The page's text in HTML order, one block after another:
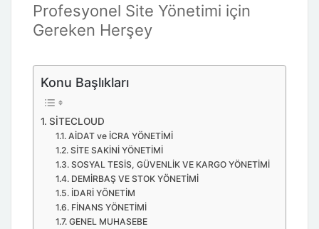
Profesyonel Site Yönetimi için
Gereken Herşey
Konu Başlıkları
SİTECLOUD
AİDAT ve İCRA YÖNETİMİ
SİTE SAKİNİ YÖNETİMİ
SOSYAL TESİS, GÜVENLİK VE KARGO YÖNETİMİ
DEMİRBAŞ VE STOK YÖNETİMİ
İDARİ YÖNETİM
FİNANS YÖNETİMİ
GENEL MUHASEBE